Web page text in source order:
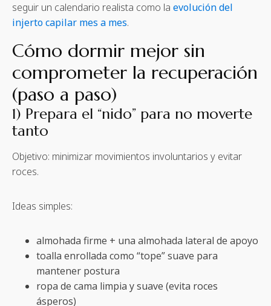
seguir un calendario realista como la evolución del
injerto capilar mes a mes.
Cómo dormir mejor sin
comprometer la recuperación
(paso a paso)
1) Prepara el “nido” para no moverte
tanto
Objetivo: minimizar movimientos involuntarios y evitar
roces.
Ideas simples:
almohada firme + una almohada lateral de apoyo
toalla enrollada como “tope” suave para
mantener postura
ropa de cama limpia y suave (evita roces
ásperos)